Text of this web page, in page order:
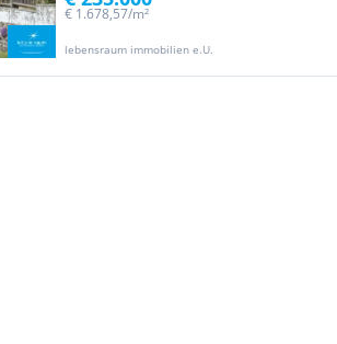
lebensraum immobilien e.U.
€ 1.678,57/m²